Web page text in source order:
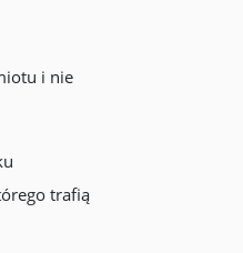
i nie
trafią